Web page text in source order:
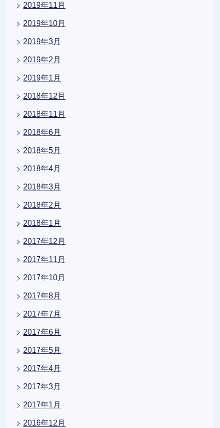
2019年11月
2019年10月
2019年3月
2019年2月
2019年1月
2018年12月
2018年11月
2018年6月
2018年5月
2018年4月
2018年3月
2018年2月
2018年1月
2017年12月
2017年11月
2017年10月
2017年8月
2017年7月
2017年6月
2017年5月
2017年4月
2017年3月
2017年1月
2016年12月